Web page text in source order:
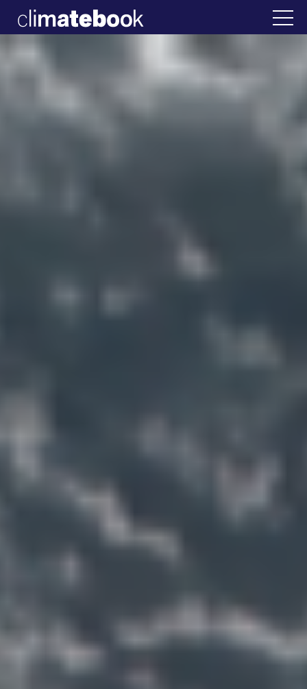
22 ΙΑΝ 2026 2025 Η άβολη αλήθεια